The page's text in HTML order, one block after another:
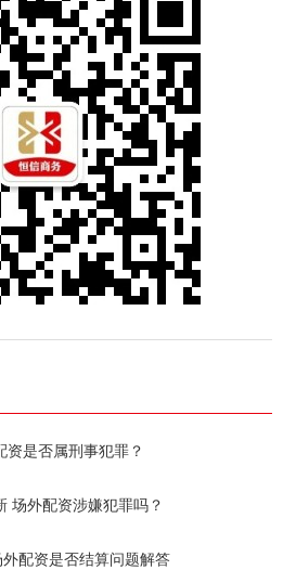
是否属刑事犯罪？
场外配资涉嫌犯罪吗？
配资是否结算问题解答